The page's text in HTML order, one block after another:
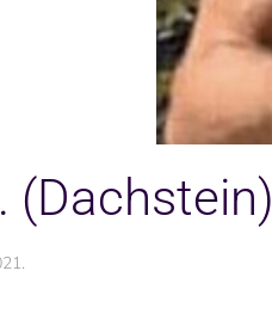
(Dachstein)
.